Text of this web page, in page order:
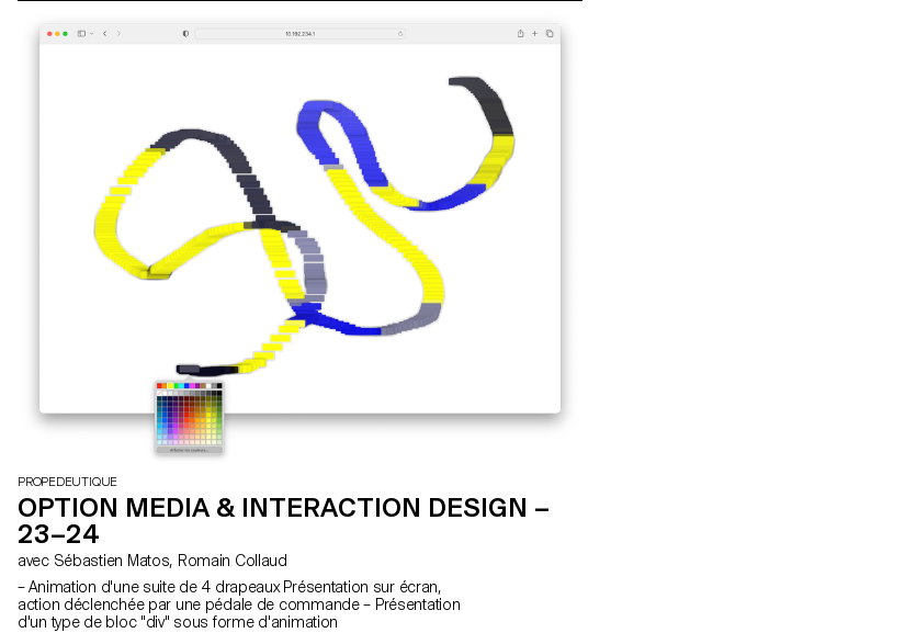
PROPEDEUTIQUE
OPTION MEDIA & INTERACTION DESIGN –
23–24
avec Sébastien Matos, Romain Collaud
– Animation d'une suite de 4 drapeaux Présentation sur écran,
action déclenchée par une pédale de commande – Présentation
d'un type de bloc "div" sous forme d'animation